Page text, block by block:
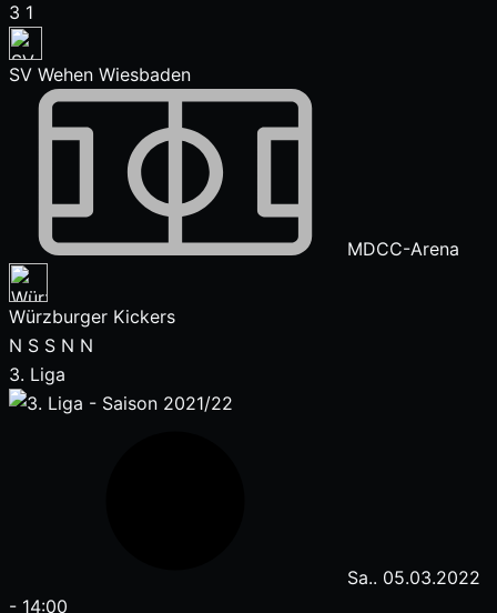
3 1
SV Wehen Wiesbaden
MDCC-Arena
Würzburger Kickers
N S S N N
3. Liga
Sa.. 05.03.2022
- 14:00